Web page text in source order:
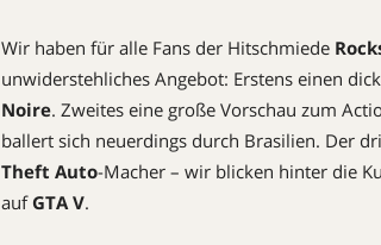
Wir haben für alle Fans der Hitschmiede
unwiderstehliches Angebot: Erstens einen
Noire. Zweites eine große Vorschau zum
ballert sich neuerdings durch Brasilien. Der
Theft Auto-Macher – wir blicken hinter die
auf GTA V.